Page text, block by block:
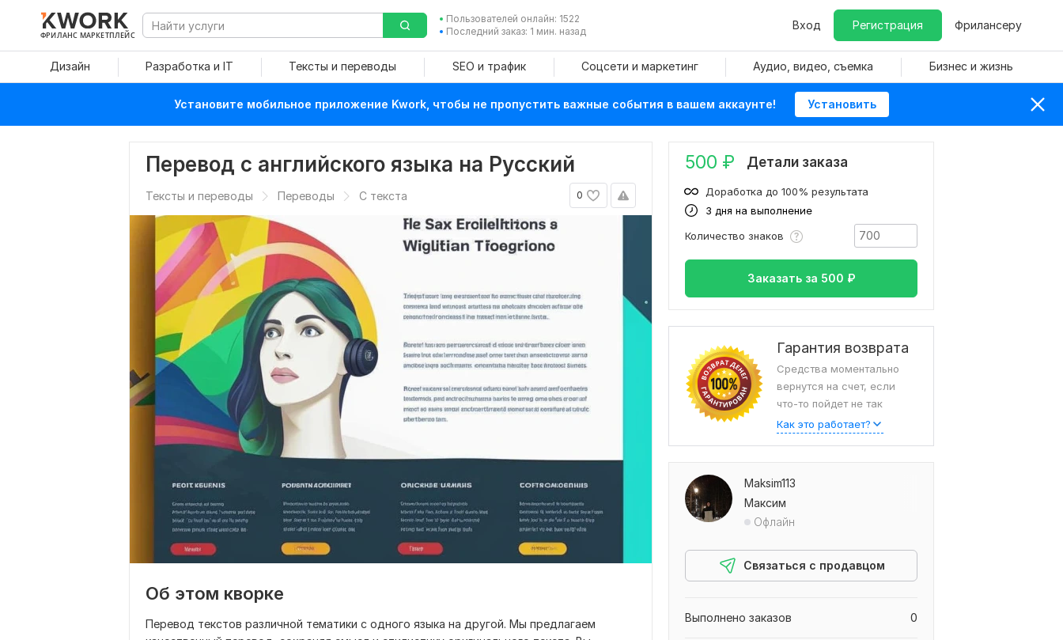
ФРИЛАНС МАРКЕТПЛЕЙС
Пользователей онлайн: 1522
Последний заказ: 1 мин. назад
Вход Регистрация Фрилансеру
Дизайн Разработка и IT Тексты и переводы SEO и трафик Соцсети и маркетинг Аудио, видео, съемка Бизнес и жизнь
Установите мобильное приложение Kwork, чтобы не пропустить важные события в вашем аккаунте! Установить
Перевод с английского языка на Русский
0
Тексты и переводы Переводы С текста
Об этом кворке
Перевод текстов различной тематики с одного языка на другой. Мы предлагаем
500 ₽ Детали заказа
3 дня на выполнение
Доработка до 100% результата
Количество знаков
Заказать за 500 ₽
Гарантия возврата
Средства моментально
вернутся на счет, если
что-то пойдет не так
Как это работает?
Maksim113
Максим
Офлайн
Связаться с продавцом
0
Выполнено заказов